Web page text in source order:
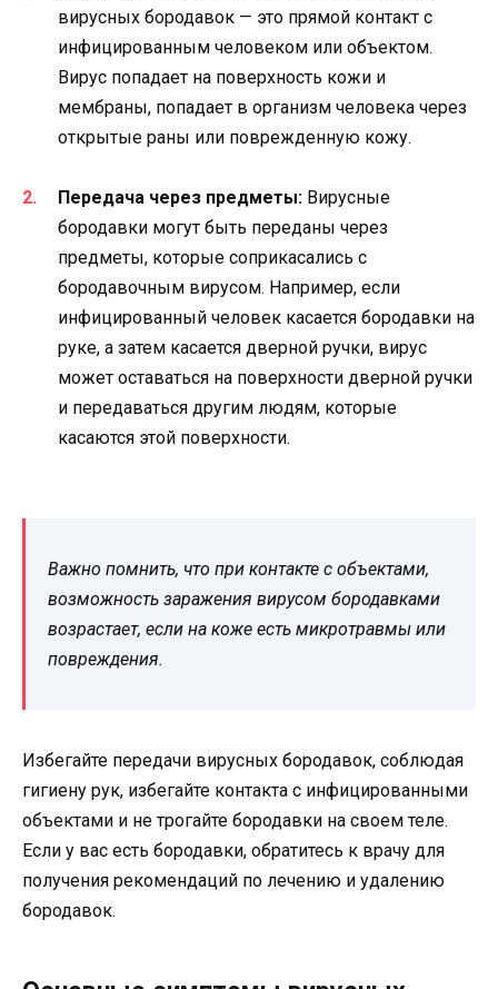
вирусных бородавок — это прямой контакт с
инфицированным человеком или объектом.
Вирус попадает на поверхность кожи и
мембраны, попадает в организм человека через
открытые раны или поврежденную кожу.
Передача через предметы: Вирусные
бородавки могут быть переданы через
предметы, которые соприкасались с
бородавочным вирусом. Например, если
инфицированный человек касается бородавки на
руке, а затем касается дверной ручки, вирус
может оставаться на поверхности дверной ручки
и передаваться другим людям, которые
касаются этой поверхности.
Важно помнить, что при контакте с объектами,
возможность заражения вирусом бородавками
возрастает, если на коже есть микротравмы или
повреждения.
Избегайте передачи вирусных бородавок, соблюдая
гигиену рук, избегайте контакта с инфицированными
объектами и не трогайте бородавки на своем теле.
Если у вас есть бородавки, обратитесь к врачу для
получения рекомендаций по лечению и удалению
бородавок.